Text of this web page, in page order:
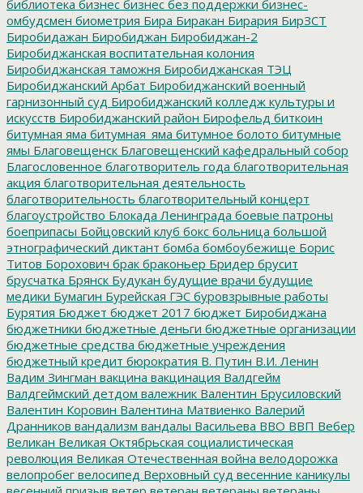
библиотека бизнес бизнес без поддержки бизнес-
омбудсмен биометрия Бира Биракан Бирария БирЗСТ
Биробидажан Биробиджан Биробиджан-2
Биробиджанская воспитательная колония
Биробиджанская таможня Биробиджанская ТЭЦ
Биробиджанский Арбат Биробиджанский военный
гарнизонный суд Биробиджанский колледж культуры и
искусств Биробиджанский район Бирофельд биткоин
битумная яма битумная_яма битумное болото битумные
ямы Благовещенск Благовещенский кафедральный собор
Благословенное благотворитель года благотворительная
акция благотворительная деятельность
благотворительность благотворительный концерт
благоустройство Блокада Ленинграда боевые патроны
боеприпасы Бойцовский клуб бокс больница большой
этнографический диктант бомба бомбоубежище Борис
Титов Борохович брак браконьер Бридер брусит
брусчатка Брянск Будукан будущие врачи будущие
медики Бумагин Бурейская ГЭС буровзрывные работы
Бурятия Бюджет бюджет 2017 бюджет Биробиджана
бюджетники бюджетные деньги бюджетные организации
бюджетные средства бюджетные учреждения
бюджетный кредит бюрократия В. Путин В.И. Ленин
Вадим Зингман вакцина вакцинация Валдгейм
Валдгеймский детдом валежник Валентин Брусиловский
Валентин Коровин Валентина Матвиенко Валерий
Дранников вандализм вандалы Васильева ВВО ВВП Вебер
Великан Великая Октябрьская социалистическая
революция Великая Отечественная война велодорожка
велопробег велосипед Верховный суд весенние каникулы